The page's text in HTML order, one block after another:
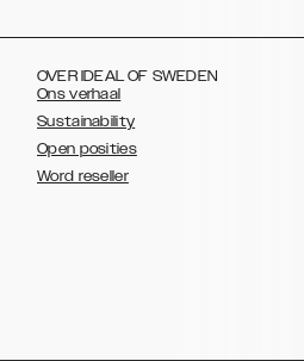
S8,Galaxy S8+
OVER IDEAL OF SWEDEN
Ons verhaal
Sustainability
Open posities
Word reseller